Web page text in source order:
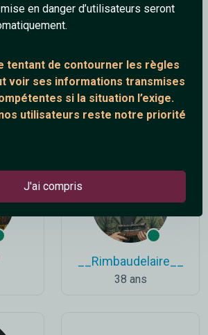
en danger d’utilisateurs seront
tentant de contourner les règles
voir ses informations transmises
si la situation l’exige.
utilisateurs reste notre priorité
J'ai compris
Enid
__Rimbaudelaire__
38 ans